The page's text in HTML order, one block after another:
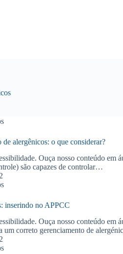
de alergênicos: o que considerar?
Ouça nosso conteúdo
são capazes de controlar…
inserindo no APPCC
Ouça nosso conteúdo em
um correto gerenciamento de